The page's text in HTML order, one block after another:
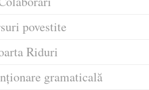
povestite
Riduri
gramaticală